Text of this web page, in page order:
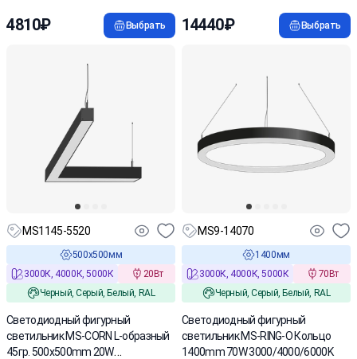
4810₽ Выбрать 14440₽ Выбрать
MS1145-5520
500х500мм
3000К, 4000К, 5000К
20Вт
Черный, Серый, Белый, RAL
Светодиодный фигурный
светильник MS-CORN L-образный
45гр. 500х500mm 20W
MS9-14070
1400мм
3000К, 4000К, 5000К
70Вт
Черный, Серый, Белый, RAL
Светодиодный фигурный
светильник MS-RING-O Кольцо
1400mm 70W 3000/4000/6000K